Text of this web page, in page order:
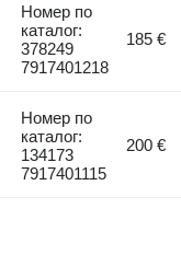
Номер по
каталог:
378249
7917401218
185 €
Номер по
каталог:
134173
7917401115
200 €